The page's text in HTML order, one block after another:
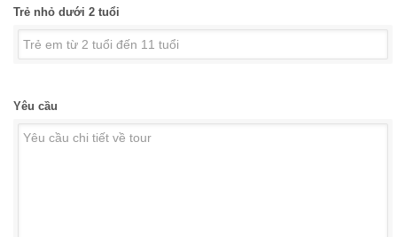
Trẻ nhỏ dưới 2 tuổi
Yêu cầu